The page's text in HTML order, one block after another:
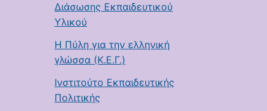
Διάσωσης Εκπαιδευτικού
Υλικού
Η Πύλη για την ελληνική
γλώσσα (Κ.Ε.Γ.)
Ινστιτούτο Εκπαιδευτικής
Πολιτικής